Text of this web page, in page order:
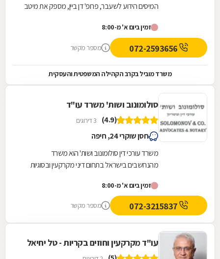
המיסים הידוע לשעבר, פרופ' דן ביין, מספק את מיטב
זמין ביום א' מ-8:00
מספר מקשר
משרד מוביל בקרב הקהילה המשפטית והעסקית
סולומונוב ושות' משרד עו"ד
(4.9) 3 דירוגים
חסן שוקרי 24, חיפה
משרד עורכי דין סולומונוב ושות' הוא משרד
מהנחשבים בישראל בתחום דיני מקרקעין ובסוגיות
אישורים והיתרי...
זמין ביום א' מ-8:00
מספר מקשר
עו"ד מקרקעין וחוזים בקריות - טל יחיאל